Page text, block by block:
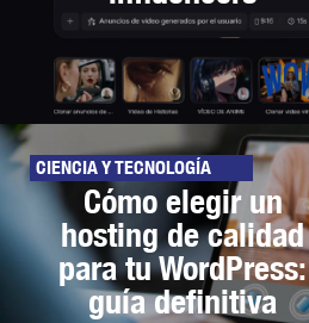
CIENCIA Y TECNOLOGÍA
Cómo elegir un
hosting de calidad
para tu WordPress:
guía definitiva